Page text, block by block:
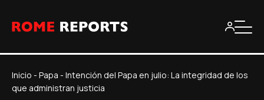
Inicio - Papa - Intención del Papa en julio: La integridad de los
que administran justicia